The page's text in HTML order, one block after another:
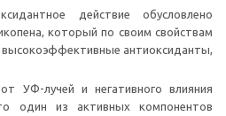
действие обусловлено
который по своим свойствам
антиоксиданты,
УФ-лучей и негативного влияния
один из активных компонентов